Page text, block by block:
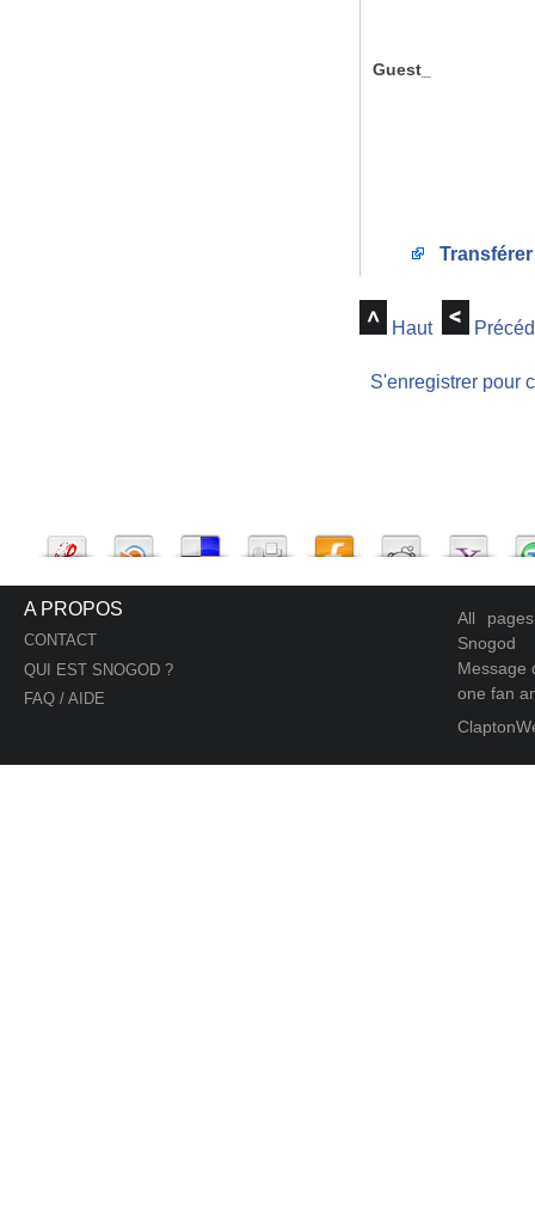
Guest_
Transférer
Haut
S'enregistrer pour
A PROPOS
CONTACT
QUI EST SNOGOD ?
FAQ / AIDE
All
Snogod
Message
one fan